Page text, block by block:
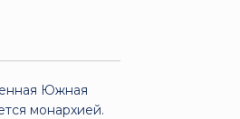
Южная
монархией.